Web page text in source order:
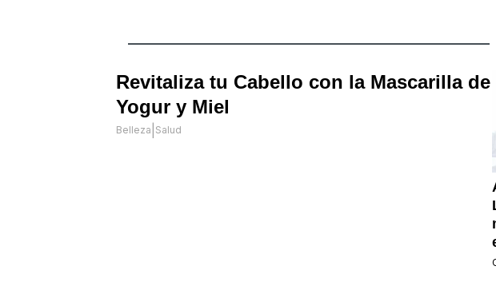
Revitaliza tu Cabello con la Mascarilla de
Yogur y Miel
Belleza Salud